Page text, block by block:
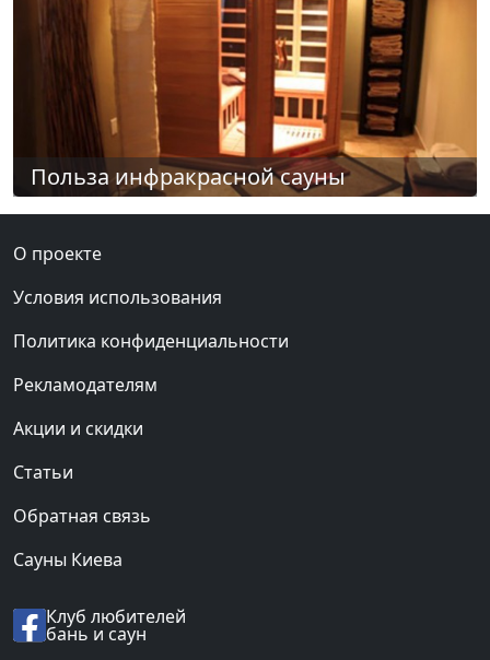
Польза инфракрасной сауны
О проекте
Условия использования
Политика конфиденциальности
Рекламодателям
Акции и скидки
Статьи
Обратная связь
Сауны Киева
Клуб любителей
бань и саун